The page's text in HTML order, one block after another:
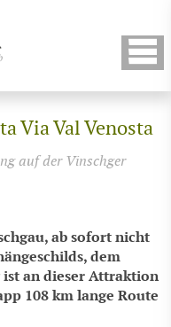
Via Val Venosta
auf der Vinschger
ab sofort nicht
dem
ist an dieser Attraktion
108 km lange Route